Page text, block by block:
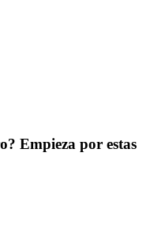
Empieza por estas